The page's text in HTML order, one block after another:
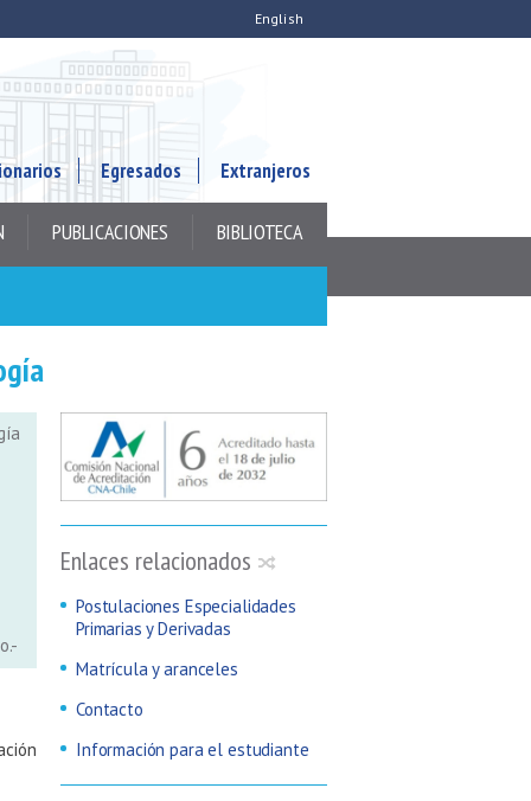
English
Egresados Extranjeros
PUBLICACIONES BIBLIOTECA
Enlaces relacionados
Postulaciones Especialidades
Primarias y Derivadas
Matrícula y aranceles
Contacto
Información para el estudiante